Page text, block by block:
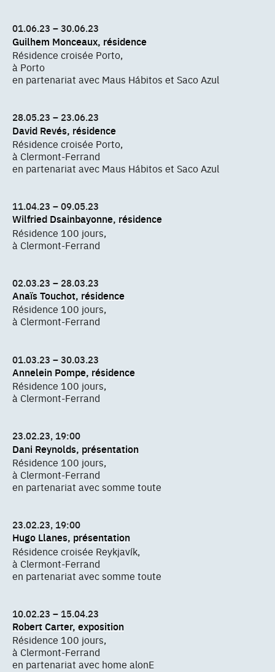
01.06.23 – 30.06.23
Guilhem Monceaux, résidence
Résidence croisée Porto,
à Porto
en partenariat avec Maus Hábitos et Saco Azul
28.05.23 – 23.06.23
David Revés, résidence
Résidence croisée Porto,
à Clermont-Ferrand
en partenariat avec Maus Hábitos et Saco Azul
11.04.23 – 09.05.23
Wilfried Dsainbayonne, résidence
Résidence 100 jours,
à Clermont-Ferrand
02.03.23 – 28.03.23
Anaïs Touchot, résidence
Résidence 100 jours,
à Clermont-Ferrand
01.03.23 – 30.03.23
Annelein Pompe, résidence
Résidence 100 jours,
à Clermont-Ferrand
23.02.23, 19:00
Dani Reynolds, présentation
Résidence 100 jours,
à Clermont-Ferrand
en partenariat avec somme toute
23.02.23, 19:00
Hugo Llanes, présentation
Résidence croisée Reykjavík,
à Clermont-Ferrand
en partenariat avec somme toute
10.02.23 – 15.04.23
Robert Carter, exposition
Résidence 100 jours,
à Clermont-Ferrand
en partenariat avec home alonE